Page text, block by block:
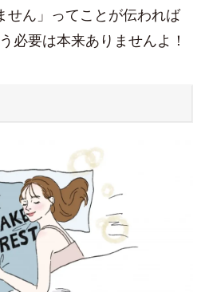
せん」ってことが伝われば
必要は本来ありませんよ！